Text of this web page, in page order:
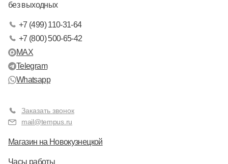
без выходных
+7 (499) 110-31-64
+7 (800) 500-65-42
MAX
Telegram
Whatsapp
Заказать звонок
mail@tempus.ru
Магазин на Новокузнецкой
Часы работы